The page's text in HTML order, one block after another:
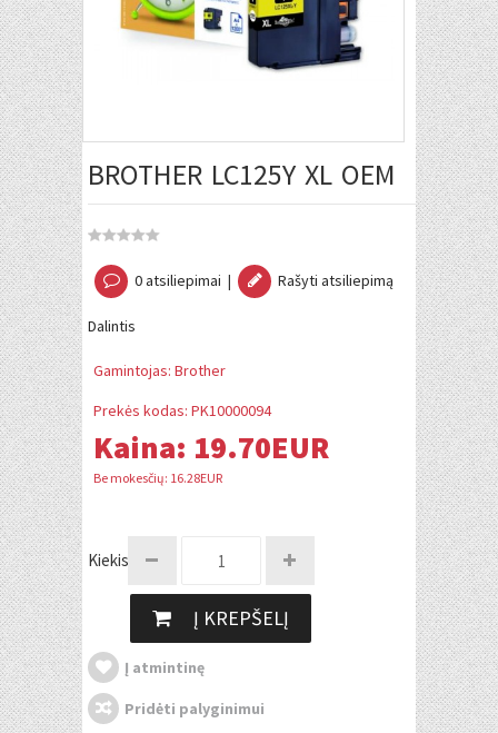
BROTHER LC125Y XL OEM
0 atsiliepimai | Rašyti atsiliepimą
Dalintis
Gamintojas: Brother
Prekės kodas: PK10000094
Kaina: 19.70EUR
Be mokesčių: 16.28EUR
Kiekis:
Į KREPŠELĮ
Į atmintinę
Pridėti palyginimui